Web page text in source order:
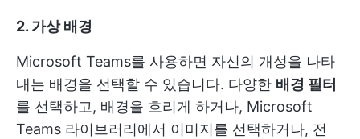
2. 가상 배경
Microsoft Teams를 사용하면 자신의 개성을 나타
내는 배경을 선택할 수 있습니다. 다양한 배경 필터
를 선택하고, 배경을 흐리게 하거나, Microsoft
Teams 라이브러리에서 이미지를 선택하거나, 전